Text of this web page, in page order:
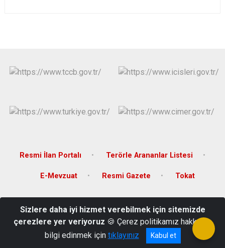
Resmi İlan Portalı Terörle Arananlar Listesi
E-Mevzuat Resmi Gazete Tokat
Sarayı, Tokat
(0 356) 228 90 30
Sizlere daha iyi hizmet verebilmek için sitemizde
çerezlere yer veriyoruz 🍪 Çerez politikamız hakkında
bilgi edinmek için tıklayınız Kabul et